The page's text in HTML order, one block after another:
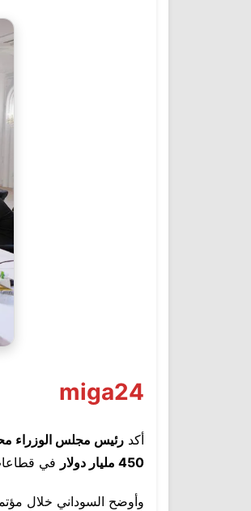
المؤتمرات والمشاريع
miga24
أكد رئيس مجلس الوزراء
450 مليار دولار
في
وأوضح السوداني خلال